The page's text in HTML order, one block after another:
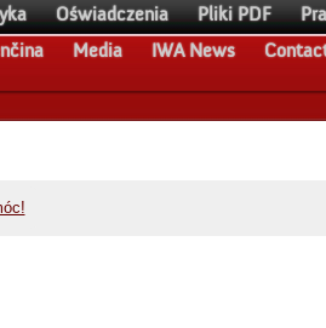
Oświadczenia Pliki PDF
Media IWA News